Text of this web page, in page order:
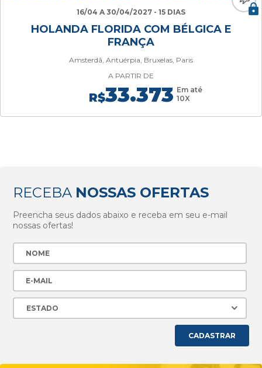
16/04 A 30/04/2027 - 15 DIAS
HOLANDA FLORIDA COM BÉLGICA E
FRANÇA
Amsterdã, Antuérpia, Bruxelas, Paris
A PARTIR DE
R$33.373 Em até
10X
RECEBA NOSSAS OFERTAS
Preencha seus dados abaixo e receba em seu e-mail
nossas ofertas!
CADASTRAR